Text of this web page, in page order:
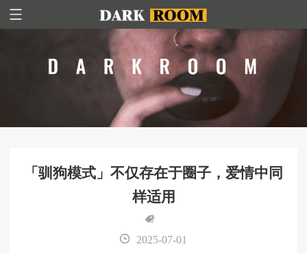
「驯狗模式」不仅存在于圈子，爱情中同
样适用
2025-07-01